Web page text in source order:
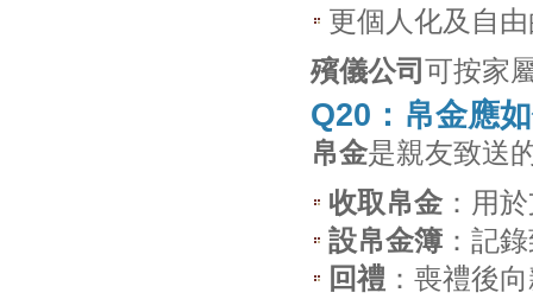
更個人化及自
殯儀公司 可按家
Q20：帛金應
帛金是親友致送
收取帛金：用
設帛金簿 ：記
回禮 ：喪禮後